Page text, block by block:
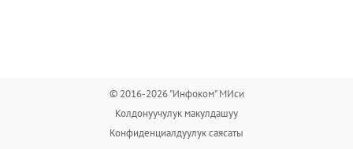
© 2016-2026 "Инфоком" МИси
Колдонуучулук макулдашуу
Конфиденциалдуулук саясаты